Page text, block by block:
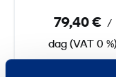
3
79,40 € /
dag (VAT 0 %)